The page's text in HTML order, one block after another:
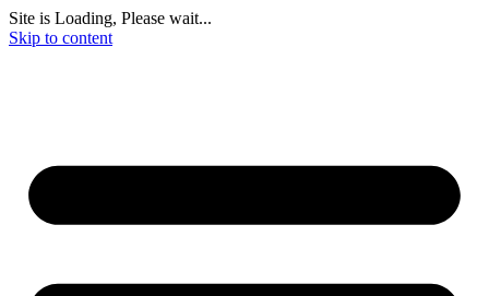
Site is Loading, Please wait...
Skip to content